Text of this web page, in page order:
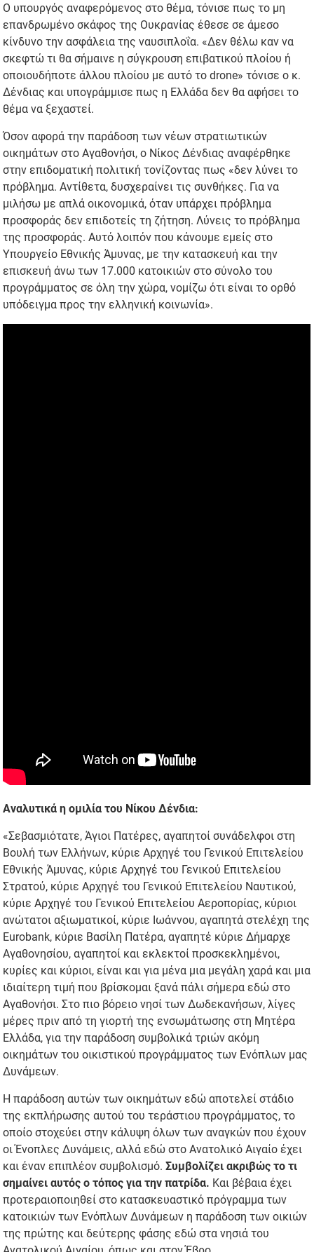
Ο υπουργός αναφερόμενος στο θέμα, τόνισε πως το μη
επανδρωμένο σκάφος της Ουκρανίας έθεσε σε άμεσο
κίνδυνο την ασφάλεια της ναυσιπλοΐα. «Δεν θέλω καν να
σκεφτώ τι θα σήμαινε η σύγκρουση επιβατικού πλοίου ή
οποιουδήποτε άλλου πλοίου με αυτό το drone» τόνισε ο κ.
Δένδιας και υπογράμμισε πως η Ελλάδα δεν θα αφήσει το
θέμα να ξεχαστεί.
Όσον αφορά την παράδοση των νέων στρατιωτικών
οικημάτων στο Αγαθονήσι, ο Νίκος Δένδιας αναφέρθηκε
στην επιδοματική πολιτική τονίζοντας πως «δεν λύνει το
πρόβλημα. Αντίθετα, δυσχεραίνει τις συνθήκες. Για να
μιλήσω με απλά οικονομικά, όταν υπάρχει πρόβλημα
προσφοράς δεν επιδοτείς τη ζήτηση. Λύνεις το πρόβλημα
της προσφοράς. Αυτό λοιπόν που κάνουμε εμείς στο
Υπουργείο Εθνικής Άμυνας, με την κατασκευή και την
επισκευή άνω των 17.000 κατοικιών στο σύνολο του
προγράμματος σε όλη την χώρα, νομίζω ότι είναι το ορθό
υπόδειγμα προς την ελληνική κοινωνία».
Αναλυτικά η ομιλία του Νίκου Δένδια:
«Σεβασμιότατε, Άγιοι Πατέρες, αγαπητοί συνάδελφοι στη
Βουλή των Ελλήνων, κύριε Αρχηγέ του Γενικού Επιτελείου
Εθνικής Άμυνας, κύριε Αρχηγέ του Γενικού Επιτελείου
Στρατού, κύριε Αρχηγέ του Γενικού Επιτελείου Ναυτικού,
κύριε Αρχηγέ του Γενικού Επιτελείου Αεροπορίας, κύριοι
ανώτατοι αξιωματικοί, κύριε Ιωάννου, αγαπητά στελέχη της
Eurobank, κύριε Βασίλη Πατέρα, αγαπητέ κύριε Δήμαρχε
Αγαθονησίου, αγαπητοί και εκλεκτοί προσκεκλημένοι,
κυρίες και κύριοι, είναι και για μένα μια μεγάλη χαρά και μια
ιδιαίτερη τιμή που βρίσκομαι ξανά πάλι σήμερα εδώ στο
Αγαθονήσι. Στο πιο βόρειο νησί των Δωδεκανήσων, λίγες
μέρες πριν από τη γιορτή της ενσωμάτωσης στη Μητέρα
Ελλάδα, για την παράδοση συμβολικά τριών ακόμη
οικημάτων του οικιστικού προγράμματος των Ενόπλων μας
Δυνάμεων.
Η παράδοση αυτών των οικημάτων εδώ αποτελεί στάδιο
της εκπλήρωσης αυτού του τεράστιου προγράμματος, το
οποίο στοχεύει στην κάλυψη όλων των αναγκών που έχουν
οι Ένοπλες Δυνάμεις, αλλά εδώ στο Ανατολικό Αιγαίο έχει
και έναν επιπλέον συμβολισμό.Συμβολίζει ακριβώς το τι
σημαίνει αυτός ο τόπος για την πατρίδα. Και βέβαια έχει
προτεραιοποιηθεί στο κατασκευαστικό πρόγραμμα των
κατοικιών των Ενόπλων Δυνάμεων η παράδοση των οικιών
της πρώτης και δεύτερης φάσης εδώ στα νησιά του